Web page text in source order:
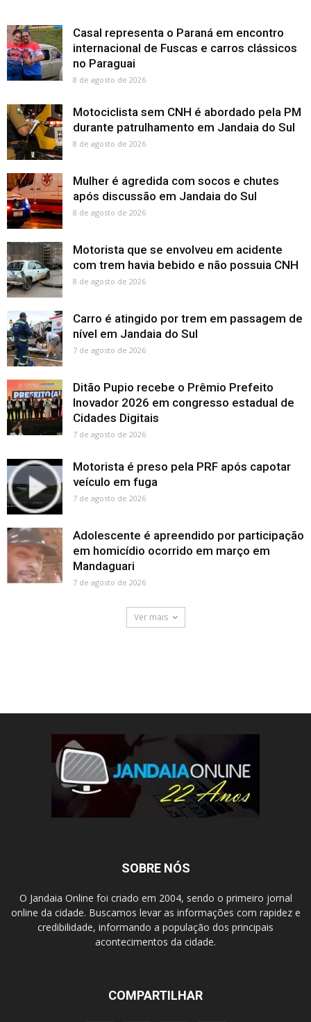
Casal representa o Paraná em encontro
internacional de Fuscas e carros clássicos
no Paraguai
8 de agosto de 2026
Motociclista sem CNH é abordado pela PM
durante patrulhamento em Jandaia do Sul
8 de agosto de 2026
Mulher é agredida com socos e chutes
após discussão em Jandaia do Sul
8 de agosto de 2026
Motorista que se envolveu em acidente
com trem havia bebido e não possuia CNH
8 de agosto de 2026
Carro é atingido por trem em passagem de
nível em Jandaia do Sul
7 de agosto de 2026
Ditão Pupio recebe o Prêmio Prefeito
Inovador 2026 em congresso estadual de
Cidades Digitais
7 de agosto de 2026
Motorista é preso pela PRF após capotar
veículo em fuga
7 de agosto de 2026
Adolescente é apreendido por participação
em homicídio ocorrido em março em
Mandaguari
7 de agosto de 2026
Ver mais
SOBRE NÓS
O Jandaia Online foi criado em 2004, sendo o primeiro jornal
online da cidade. Buscamos levar as informações com rapidez e
credibilidade, informando a população dos principais
acontecimentos da cidade.
COMPARTILHAR